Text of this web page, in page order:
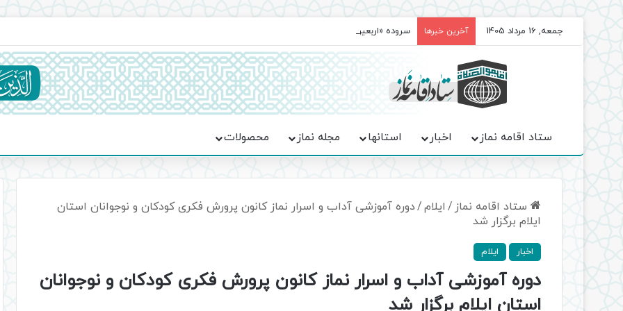
جمعه, 16 مرداد 1405 آخرین خبرها سروده‌ «اربعین»؛ روایت حماسه، استقامت و تمدن‌سازی امت اسلامی
ستاد اقامه نماز اخبار استانها مجله نماز محصولات
ستاد اقامه نماز / ایلام/دوره آموزشی آداب و اسرار نماز کانون پرورش فکری کودکان و نوجوانان استان
ایلام برگزار شد
اخبار ایلام
دوره آموزشی آداب و اسرار نماز کانون پرورش فکری کودکان و نوجوانان
استان ایلام برگزار شد